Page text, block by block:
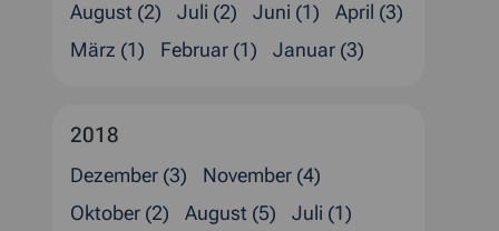
August (2)
Juli (2) Juni (1)
April (3)
März (1)
Februar (1) Januar (3)
2018
Dezember (3)
November (4)
Oktober (2)
August (5)
Juli (1)